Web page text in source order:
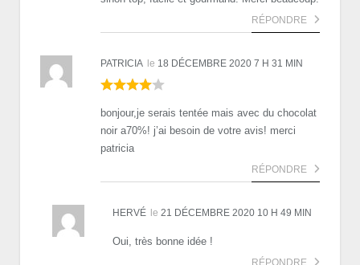
RÉPONDRE
PATRICIA le 18 DÉCEMBRE 2020 7 H 31 MIN
bonjour,je serais tentée mais avec du chocolat
noir a70%! j’ai besoin de votre avis! merci
patricia
RÉPONDRE
HERVÉ le 21 DÉCEMBRE 2020 10 H 49 MIN
Oui, très bonne idée !